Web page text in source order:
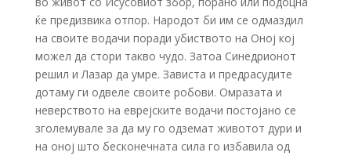
ќе предизвика отпор. Народот би им се одмаздил
на своите водачи поради убиството на Оној кој
можел да стори такво чудо. Затоа Синедрионот
решил и Лазар да умре. Зависта и предрасудите
дотаму ги одвеле своите робови. Омразата и
неверството на еврејските водачи постојано се
зголемувале за да му го одземат животот дури и
на оној што бесконечната сила го избавила од